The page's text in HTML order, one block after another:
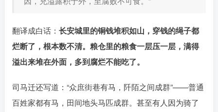
翻译成白话： 长安城里的铜钱堆积如山，穿钱的绳子都
烂断了，根本数不清。粮仓里的粮食一层压一层，满得
溢出来堆在外面，多到腐烂不能吃了。󠄹󠅀󠄪󠄢󠄡󠄦󠄞󠄧󠄣󠄞󠄢󠄡󠄦󠄞󠄡󠄠󠄡󠅬󠅅󠅃󠄵󠅂󠄪󠅗󠅥󠅕󠅣󠅤󠅬󠅄󠄹󠄽󠄵󠄪󠄢󠄠󠄢󠄦󠄝󠄠󠄨󠄝󠄠󠄩󠄐󠄡󠄢󠄪󠄢󠄩󠄪󠄡󠄢󠅬󠅨󠅙󠅑󠅟󠅗󠅒󠄞󠅓󠅟󠅝󠄐󠇕󠆠󠅿󠇖󠆄󠆩󠇕󠅿󠆈󠇗󠆭󠆁󠄐󠇗󠅹󠅸󠇖󠆍󠅳󠇖󠅹󠅰󠇖󠆌󠅹
司马迁还写道：“众庶街巷有马，阡陌之间成群”——普通
百姓家都有马，田间地头马匹成群。甚至有人因为骑了